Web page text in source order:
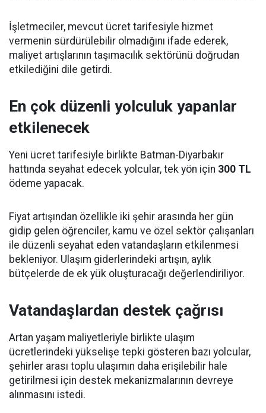
İşletmeciler, mevcut ücret tarifesiyle hizmet
vermenin sürdürülebilir olmadığını ifade ederek,
maliyet artışlarının taşımacılık sektörünü doğrudan
etkilediğini dile getirdi.
En çok düzenli yolculuk yapanlar
etkilenecek
Yeni ücret tarifesiyle birlikte Batman-Diyarbakır
hattında seyahat edecek yolcular, tek yön için 300 TL
ödeme yapacak.
Fiyat artışından özellikle iki şehir arasında her gün
gidip gelen öğrenciler, kamu ve özel sektör çalışanları
ile düzenli seyahat eden vatandaşların etkilenmesi
bekleniyor. Ulaşım giderlerindeki artışın, aylık
bütçelerde de ek yük oluşturacağı değerlendiriliyor.
Vatandaşlardan destek çağrısı
Artan yaşam maliyetleriyle birlikte ulaşım
ücretlerindeki yükselişe tepki gösteren bazı yolcular,
şehirler arası toplu ulaşımın daha erişilebilir hale
getirilmesi için destek mekanizmalarının devreye
alınmasını istedi.